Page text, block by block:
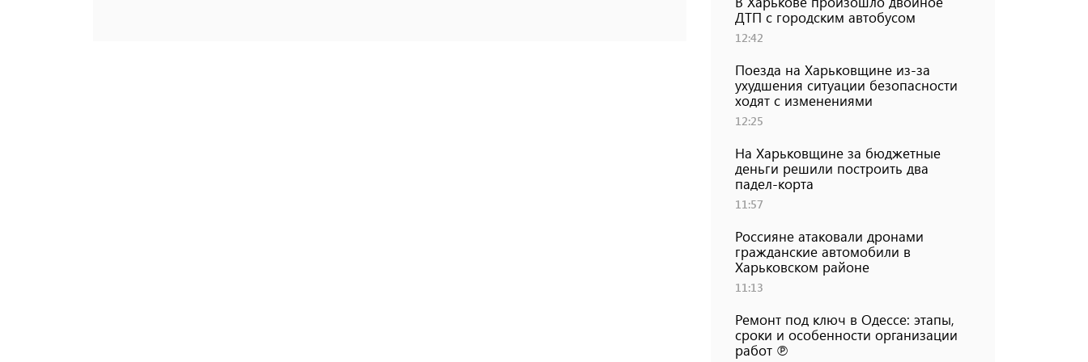
ДТП с городским автобусом
12:42
Поезда на Харьковщине из-за
ухудшения ситуации безопасности
ходят с изменениями
12:25
На Харьковщине за бюджетные
деньги решили построить два
падел-корта
11:57
Россияне атаковали дронами
гражданские автомобили в
Харьковском районе
11:13
Ремонт под ключ в Одессе: этапы,
сроки и особенности организации
работ ℗